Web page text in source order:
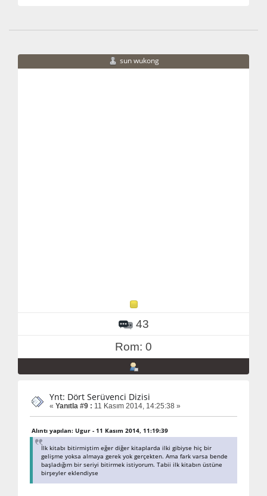
sun wukong
43
Rom: 0
Ynt: Dört Serüvenci Dizisi
« Yanıtla #9 : 11 Kasım 2014, 14:25:38 »
Alıntı yapılan: Ugur - 11 Kasım 2014, 11:19:39
İlk kitabı bitirmiştim eğer diğer kitaplarda ilki gibiyse hiç bir
gelişme yoksa almaya gerek yok gerçekten. Ama fark varsa bende
başladığım bir seriyi bitirmek istiyorum. Tabii ilk kitabın üstüne
birşeyler eklendiyse